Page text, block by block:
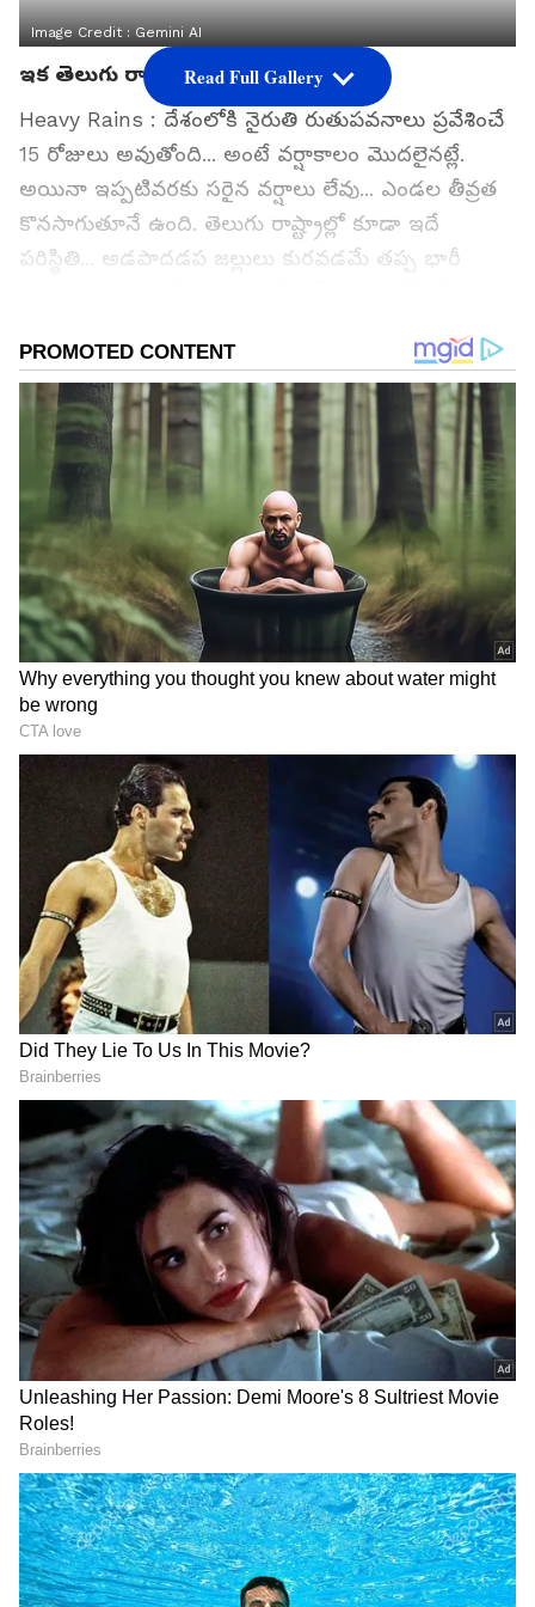
Image Credit :Gemini AI
ఇక తెలుగు రాష్ట్రాల్లో జోరువానలు
Heavy Rains : దేశంలోకి నైరుతి రుతుపవనాలు ప్రవేశించే
15 రోజులు అవుతోంది... అంటే వర్షాకాలం మొదలైనట్లే.
అయినా ఇప్పటివరకు సరైన వర్షాలు లేవు... ఎండల తీవ్రత
కొనసాగుతూనే ఉంది. తెలుగు రాష్ట్రాల్లో కూడా ఇదే
పరిస్థితి... అడపాదడప జల్లులు కురవడమే తప్ప భారీ
హెచ్చరిస్తున్నారు.. దీనికి తగ్గట్లుగానే ఆరంభంలోనే వర్షాలు
కురవకపోవడం ఆందోళన కలిగిస్తోంది. ముఖ్యంగా వానలను
నమ్ముకుని వర్షాధార పంటలు వేసేందుకు సిద్దమైన రైతులు
వానచినుకుల కోసం ఆకాశంవైపు చూస్తున్నారు. ఇలాంటి
సమయంలో తెలుగు రాష్ట్రాల్లో వర్షాలు జోరందుకుంటాయనే
చల్లని కబురు చెప్పింది వాతావరణ శాఖ.
గూగుల్‌లో ఆసక్తికరమైన సమాచారం కోసం ఏసియానెట్ తెలుగు
ను మీ ఫ్రిఫర్డ్ సోర్స్ గా ఎంచుకోండి
2
5
Image Credit : Gemini
నేడు తెలంగాణలో భారీ వర్షాలు...
ఇవాళ (జూన్ 20, శనివారం) రాష్ట్రవ్యాప్తంగా వర్షాలు
కురుస్తాయని వాతావరణ నిపుణులు తెలంగాణ వెదర్
మ్యాన్ వెల్లడించారు. ముఖ్యంగా మధ్య, దక్షిణ తెలంగాణ
జిల్లాల్లో భారీ వర్షాలు కురుస్తాయని అంచనా వేస్తున్నారు.
సంగారెడ్డి, వికారాబాద్, రంగారెడ్డి, మెదక్, సిద్దిపేట,
మహబూబ్ నగర్, వనపర్తి, నాగర్ కర్నూల్, నారాయణపేట,
నల్గొండ, యాదాద్రి భువనగిరి, జనగాం, కామారెడ్డి జిల్లాల్లో
Read Full Gallery